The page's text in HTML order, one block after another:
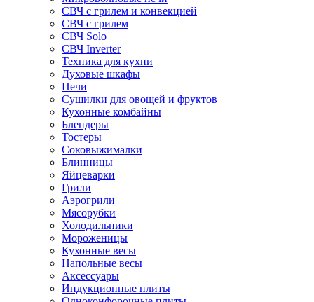
СВЧ с грилем и конвекцией
СВЧ с грилем
СВЧ Solo
СВЧ Inverter
Техника для кухни
Духовые шкафы
Печи
Сушилки для овощей и фруктов
Кухонные комбайны
Блендеры
Тостеры
Соковыжималки
Блинницы
Яйцеварки
Грили
Аэрогрили
Мясорубки
Холодильники
Мороженицы
Кухонные весы
Напольные весы
Аксессуары
Индукционные плиты